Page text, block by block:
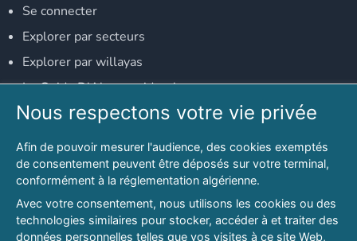
Se connecter
Explorer par secteurs
Explorer par willayas
Le Guide D'Alger, guide-alger.com
NOS RÉSEAUX SOCIAUX
Notre page Facebook
Notre page LinkedIn
Notre page Instagram
Nous respectons votre vie privée
Afin de pouvoir mesurer l'audience, des cookies exemptés
de consentement peuvent être déposés sur votre terminal,
conformément à la réglementation algérienne.
Avec votre consentement, nous utilisons les cookies ou des
technologies similaires pour stocker, accéder à et traiter des
données personnelles telles que vos visites à ce site Web,